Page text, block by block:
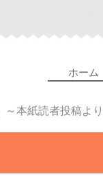
ホーム
～本紙読者投稿より